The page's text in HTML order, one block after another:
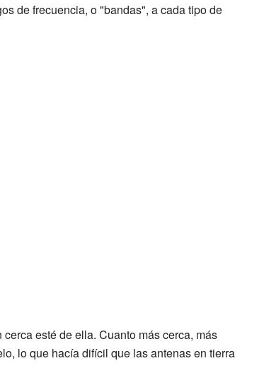
de frecuencia, o "bandas", a cada tipo de
esté de ella. Cuanto más cerca, más
lo que hacía difícil que las antenas en tierra